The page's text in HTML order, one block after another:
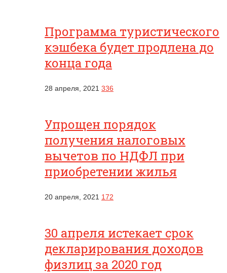
Программа туристического
кэшбека будет продлена до
конца года
28 апреля, 2021 336
Упрощен порядок
получения налоговых
вычетов по НДФЛ при
приобретении жилья
20 апреля, 2021 172
30 апреля истекает срок
декларирования доходов
физлиц за 2020 год